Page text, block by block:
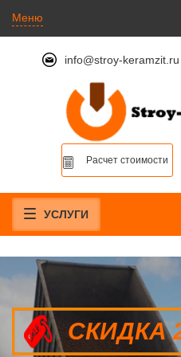
Меню
info@stroy-keramzit.ru
Расчет стоимости
УСЛУГИ
СКИДКА
СКИДКА
СКИДКА